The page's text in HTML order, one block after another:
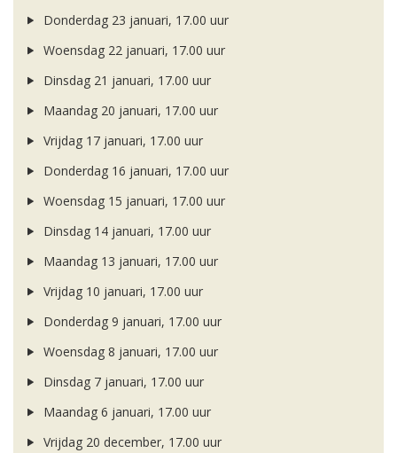
Donderdag 23 januari, 17.00 uur
Woensdag 22 januari, 17.00 uur
Dinsdag 21 januari, 17.00 uur
Maandag 20 januari, 17.00 uur
Vrijdag 17 januari, 17.00 uur
Donderdag 16 januari, 17.00 uur
Woensdag 15 januari, 17.00 uur
Dinsdag 14 januari, 17.00 uur
Maandag 13 januari, 17.00 uur
Vrijdag 10 januari, 17.00 uur
Donderdag 9 januari, 17.00 uur
Woensdag 8 januari, 17.00 uur
Dinsdag 7 januari, 17.00 uur
Maandag 6 januari, 17.00 uur
Vrijdag 20 december, 17.00 uur